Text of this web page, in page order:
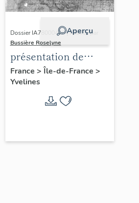
Aperçu
Dossier IA78000496 | Réalisé par
Bussière Roselyne
présentation de
l'étude du
patrimoine de l'aire
d'étude Versailles
périphérie sud
France > Île-de-France >
Yvelines